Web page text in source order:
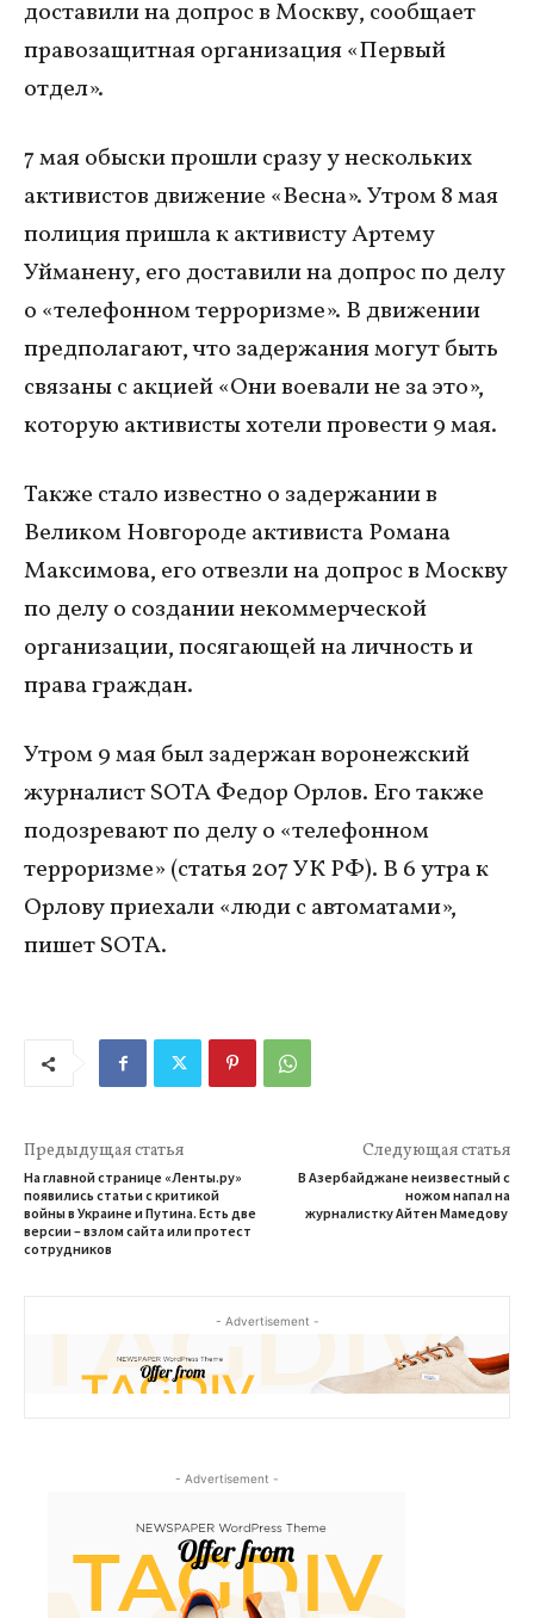
доставили на допрос в Москву, сообщает
правозащитная организация «Первый
отдел».
7 мая обыски прошли сразу у нескольких
активистов движение «Весна». Утром 8 мая
полиция пришла к активисту Артему
Уйманену, его доставили на допрос по делу
о «телефонном терроризме». В движении
предполагают, что задержания могут быть
связаны с акцией «Они воевали не за это»,
которую активисты хотели провести 9 мая.
Также стало известно о задержании в
Великом Новгороде активиста Романа
Максимова, его отвезли на допрос в Москву
по делу о создании некоммерческой
организации, посягающей на личность и
права граждан.
Утром 9 мая был задержан воронежский
журналист SOTA Федор Орлов. Его также
подозревают по делу о «телефонном
терроризме» (статья 207 УК РФ). В 6 утра к
Орлову приехали «люди с автоматами»,
пишет SOTA.
Предыдущая статья
На главной странице «Ленты.ру»
появились статьи с критикой
войны в Украине и Путина. Есть две
версии – взлом сайта или протест
сотрудников
Следующая статья
В Азербайджане неизвестный с
ножом напал на
журналистку Айтен Мамедову
- Advertisement -
- Advertisement -